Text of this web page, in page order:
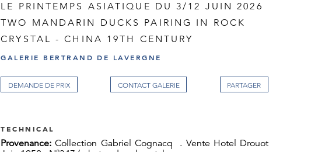
LE PRINTEMPS ASIATIQUE DU 3/12 JUIN 2026
TWO MANDARIN DUCKS PAIRING IN ROCK
CRYSTAL - CHINA 19TH CENTURY
GALERIE BERTRAND DE LAVERGNE
DEMANDE DE PRIX CONTACT GALERIE
TECHNICAL
Provenance:Collection Gabriel Cognacq . Vente Hotel Drouot